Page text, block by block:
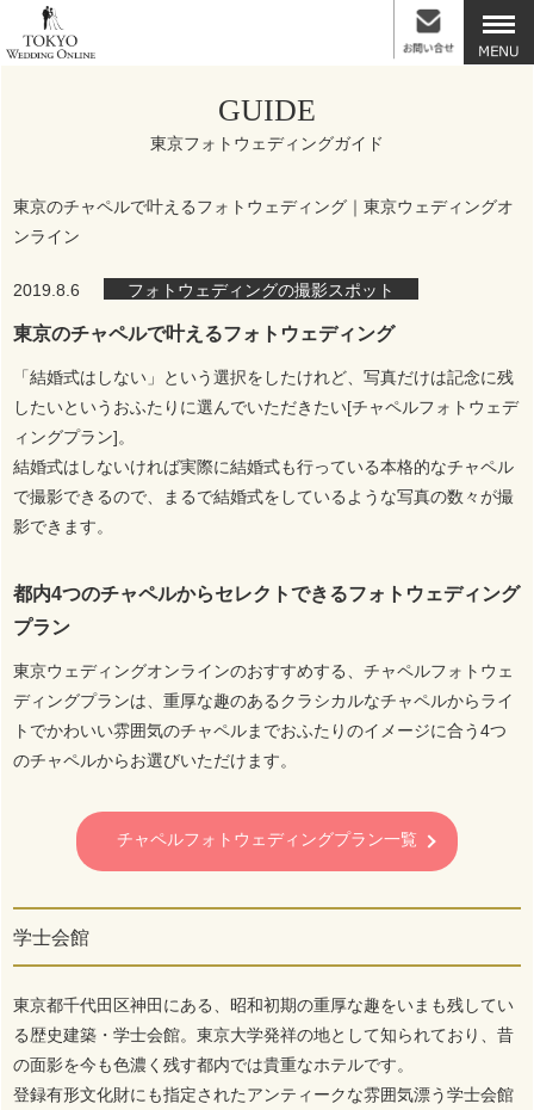
GUIDE
東京フォトウェディングガイド
東京のチャペルで叶えるフォトウェディング｜東京ウェディングオ
ンライン
2019.8.6 フォトウェディングの撮影スポット
東京のチャペルで叶えるフォトウェディング
「結婚式はしない」という選択をしたけれど、写真だけは記念に残
したいというおふたりに選んでいただきたい[チャペルフォトウェデ
ィングプラン]。
結婚式はしないければ実際に結婚式も行っている本格的なチャペル
で撮影できるので、まるで結婚式をしているような写真の数々が撮
影できます。
都内4つのチャペルからセレクトできるフォトウェディング
プラン
東京ウェディングオンラインのおすすめする、チャペルフォトウェ
ディングプランは、重厚な趣のあるクラシカルなチャペルからライ
トでかわいい雰囲気のチャペルまでおふたりのイメージに合う4つ
のチャペルからお選びいただけます。
チャペルフォトウェディングプラン一覧
学士会館
東京都千代田区神田にある、昭和初期の重厚な趣をいまも残してい
る歴史建築・学士会館。東京大学発祥の地として知られており、昔
の面影を今も色濃く残す都内では貴重なホテルです。
登録有形文化財にも指定されたアンティークな雰囲気漂う学士会館